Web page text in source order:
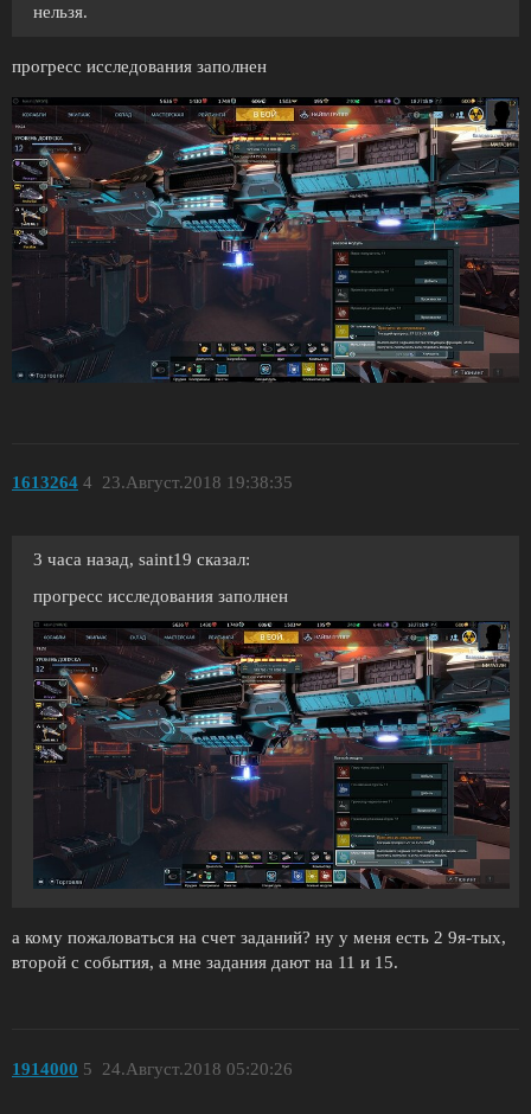
нельзя.
прогресс исследования заполнен
1613264 23.Август.2018 19:38:35
4
3 часа назад, saint19 сказал:
прогресс исследования заполнен
а кому пожаловаться на счет заданий? ну у меня есть 2 9я-тых,
второй с события, а мне задания дают на 11 и 15.
1914000 24.Август.2018 05:20:26
5